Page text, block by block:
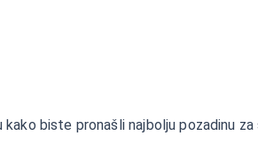
biste pronašli najbolju pozadinu za